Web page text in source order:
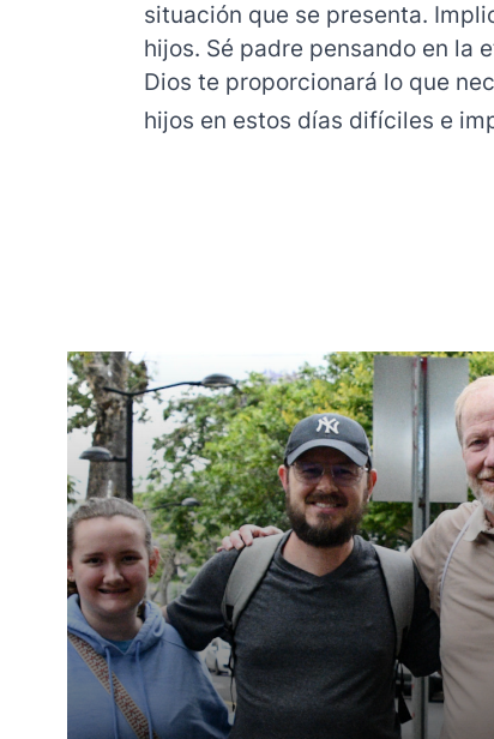
situación que se presenta.
hijos. Sé padre pensando en la
Dios te proporcionará lo que
hijos en estos días difíciles e